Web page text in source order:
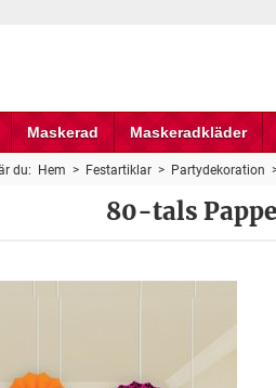
Maskerad Maskeradkläder
du: Hem > Festartiklar> Partydekoration
80-tals